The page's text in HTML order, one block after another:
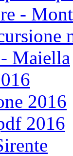
-
Maiella
2016
2016